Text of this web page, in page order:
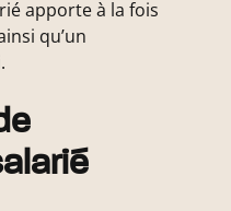
apporte à la fois
qu’un